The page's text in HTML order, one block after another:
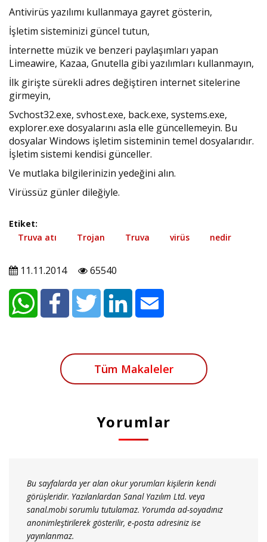
Antivirüs yazılımı kullanmaya gayret gösterin,
İşletim sisteminizi güncel tutun,
İnternette müzik ve benzeri paylaşımları yapan
Limeawire, Kazaa, Gnutella gibi yazılımları kullanmayın,
İlk girişte sürekli adres değiştiren internet sitelerine
girmeyin,
Svchost32.exe, svhost.exe, back.exe, systems.exe,
explorer.exe dosyalarını asla elle güncellemeyin. Bu
dosyalar Windows işletim sisteminin temel dosyalarıdır.
İşletim sistemi kendisi günceller.
Ve mutlaka bilgilerinizin yedeğini alın.
Virüssüz günler dileğiyle.
Etiket:
Truva atı
Trojan Truva virüs nedir
11.11.2014 65540
Tüm Makaleler
Yorumlar
Bu sayfalarda yer alan okur yorumları kişilerin kendi
görüşleridir. Yazılanlardan Sanal Yazılım Ltd. veya
sanal.mobi sorumlu tutulamaz. Yorumda ad-soyadınız
anonimleştirilerek gösterilir, e-posta adresiniz ise
yayınlanmaz.